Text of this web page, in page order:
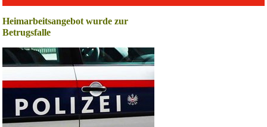
Heimarbeitsangebot wurde zur
Betrugsfalle